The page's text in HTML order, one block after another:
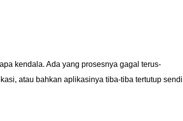
kendala. Ada yang prosesnya gagal terus-
atau bahkan aplikasinya tiba-tiba tertutup